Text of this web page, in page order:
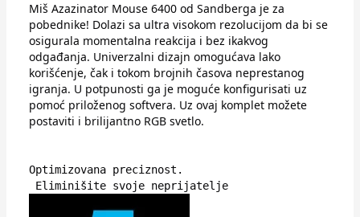
Miš Azazinator Mouse 6400 od Sandberga je za
pobednike! Dolazi sa ultra visokom rezolucijom da bi se
osigurala momentalna reakcija i bez ikakvog
odgađanja. Univerzalni dizajn omogućava lako
korišćenje, čak i tokom brojnih časova neprestanog
igranja. U potpunosti ga je moguće konfigurisati uz
pomoć priloženog softvera. Uz ovaj komplet možete
postaviti i brilijantno RGB svetlo.
Optimizovana preciznost.
Eliminišite svoje neprijatelje